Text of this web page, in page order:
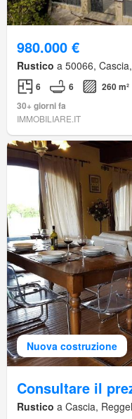
980.000 €
Rustico a 50066,
6 6
260 m²
30+ giorni fa
IMMOBILIARE.IT
Nuova costruzione
Consultare il
Rustico a Cascia,